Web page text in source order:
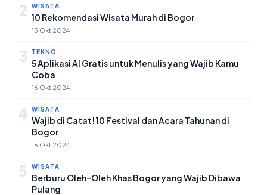
2 WISATA
10 Rekomendasi Wisata Murah di Bogor
15 Okt 2024
3 TEKNO
5 Aplikasi AI Gratis untuk Menulis yang Wajib Kamu
Coba
16 Okt 2024
4 WISATA
Wajib di Catat! 10 Festival dan Acara Tahunan di
Bogor
16 Okt 2024
5 WISATA
Berburu Oleh-Oleh Khas Bogor yang Wajib Dibawa
Pulang